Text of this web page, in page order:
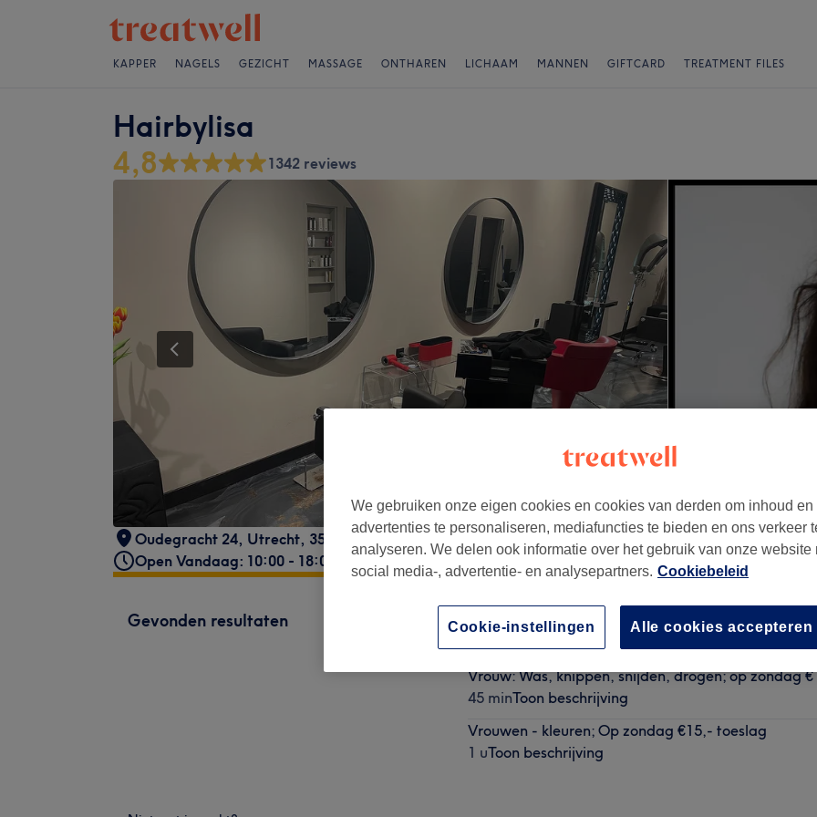
KAPPER NAGELS GEZICHT MASSAGE ONTHAREN LICHAAM MANNEN GIFTCARD TREATMENT FILES
Hairbylisa
4,8 1342 reviews
Oudegracht 24, Utrecht, 3511AP
Open Vandaag: 10:00 - 18:00
Gevonden resultaten
Man: Wassen, knippen, snijden, op zondag €15.-
Vrouw: Was, knippen, snijden, drogen; op zondag
45 minToon beschrijving
Vrouwen - kleuren; Op zondag €15,- toeslag
1 uToon beschrijving
We gebruiken onze eigen cookies en cookies van derden om inhoud en
advertenties te personaliseren, mediafuncties te bieden en ons verkeer
analyseren. We delen ook informatie over het gebruik van onze website
social media-, advertentie- en analysepartners. Cookiebeleid
Alle cookies accepteren
Cookie-instellingen